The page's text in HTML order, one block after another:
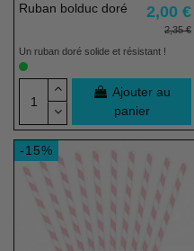
Ruban bolduc doré 2,00 €
2,35 €
Un ruban doré solide et résistant !
Ajouter au
panier
-15%